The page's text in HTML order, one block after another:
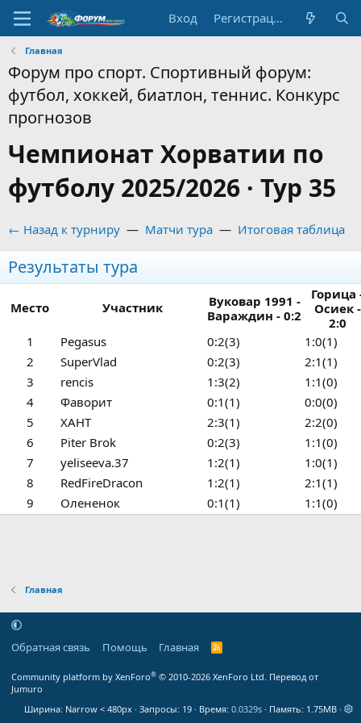
Вход Регистрация
Главная
Форум про спорт. Спортивный форум:
футбол, хоккей, биатлон, теннис. Конкурс
прогнозов
Чемпионат Хорватии по
футболу 2025/2026 · Тур 35
← Назад к турниру — Матчи тура — Итоговая таблица
Результаты тура
Место Участник
Вуковар 1991 -
Вараждин - 0:2
Горица
Осиек -
2:0
1
Pegasus 0:2(3)
1:0(1)
2
SuperVlad 0:2(3)
2:1(1)
3
rencis 1:3(2)
1:1(0)
4
Фаворит 0:1(1)
0:0(0)
5
ХАНТ 2:3(1)
2:2(0)
6
Piter Brok 0:2(3)
1:1(0)
7
yeliseeva.37 1:2(1)
1:0(1)
8
RedFireDracon 1:2(1)
2:1(1)
9
Олененок 0:1(1) 1:1(0)
Главная
Обратная связь Помощь Главная
R
Community platform by XenForo® © 2010-2026 XenForo Ltd. Перевод от
Jumuro
Ширина
Запросы 19 Время 0.0329s Память 1.75MB